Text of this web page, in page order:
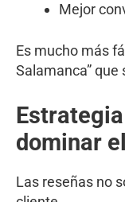
Mejor
Es mucho más
Salamanca” que
dominar
Las reseñas no